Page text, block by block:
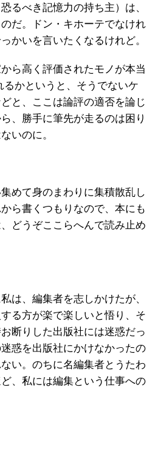
るべき記憶力の持ち主）は、
だ。ドン・キホーテでなけれ
かいを言いたくなるけれど。
ら高く評価されたモノが本当
かというと、そうでないケ
と、ここは論評の適否を論じ
、勝手に筆先が走るのは困り
いのに。
めて身のまわりに集積散乱し
ら書くつもりなので、本にも
どうぞここらへんで読み止め
は、編集者を志しかけたが、
る方が楽で楽しいと悟り、そ
断りした出版社には迷惑だっ
惑を出版社にかけなかったの
い。のちに名編集者とうたわ
、私には編集という仕事への